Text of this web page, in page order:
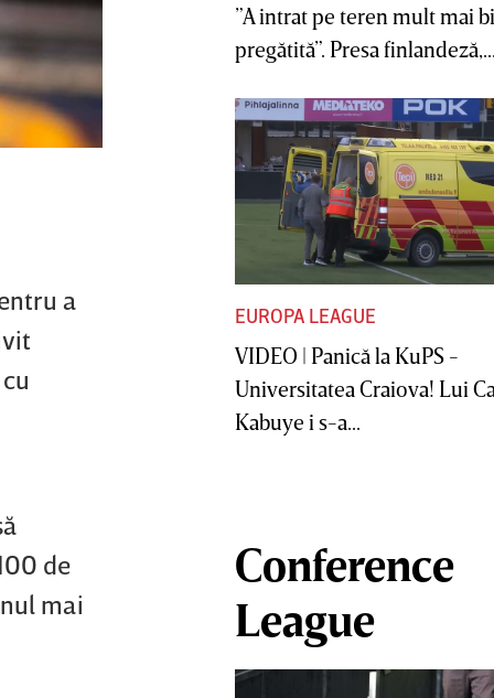
a
de
mai
”A intrat pe teren mult mai
pregătită”. Presa
EUROPA LEAGUE
VIDEO | Panică la KuPS -
Universitatea Craiova! Lui
Kabuye i s-a...
Conference
League